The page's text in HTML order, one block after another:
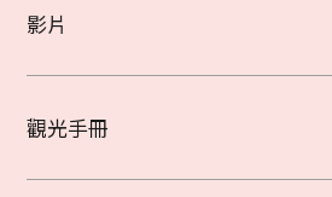
影片
觀光手冊